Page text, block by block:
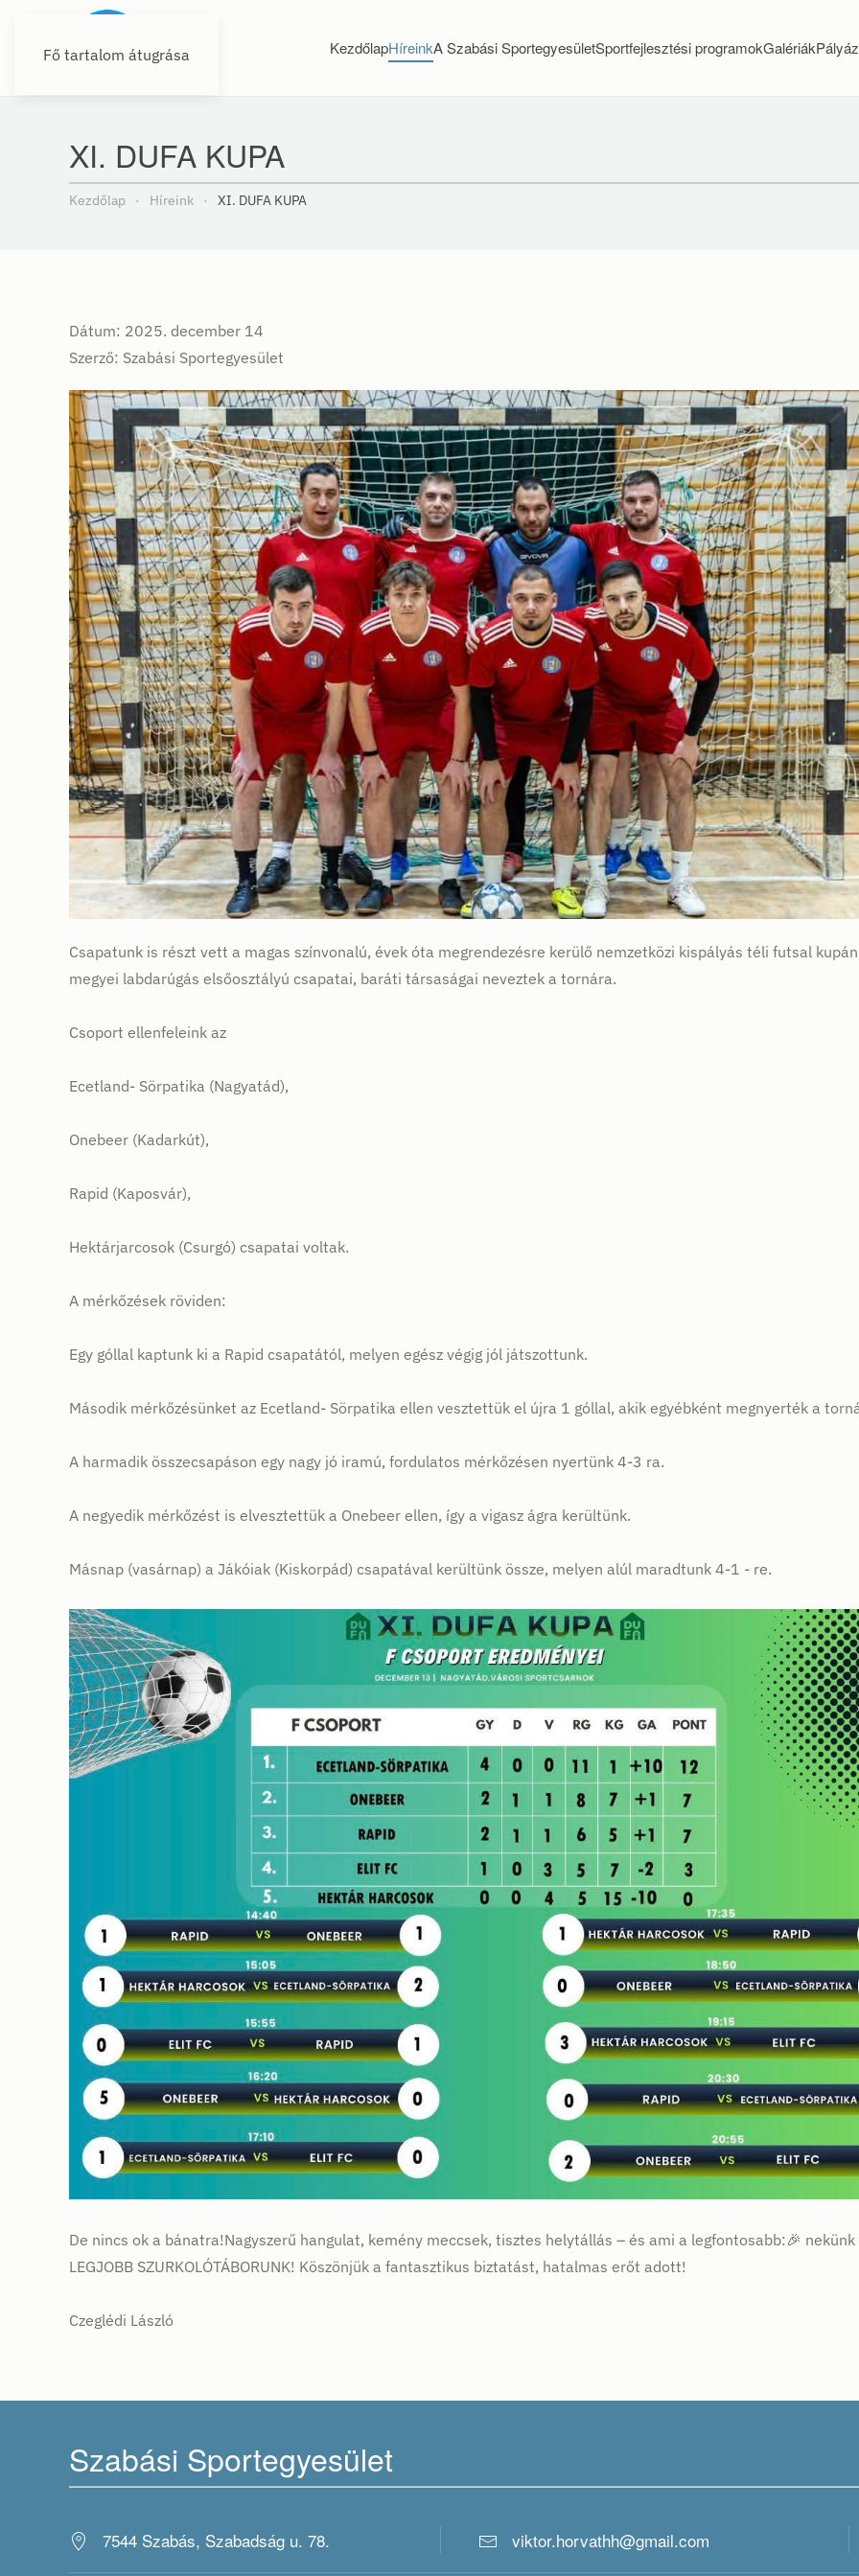
Fő tartalom átugrása KezdőlapHíreinkA Szabási SportegyesületSportfejlesztési programokGalériák
XI. DUFA KUPA
Kezdőlap Híreink XI. DUFA KUPA
Dátum: 2025. december 14
Szerző: Szabási Sportegyesület
Csapatunk is részt vett a magas színvonalú, évek óta megrendezésre kerülő nemzetközi kispályás téli futsal
megyei labdarúgás elsőosztályú csapatai, baráti társaságai neveztek a tornára.
Csoport ellenfeleink az
Ecetland- Sörpatika (Nagyatád),
Onebeer (Kadarkút),
Rapid (Kaposvár),
Hektárjarcosok (Csurgó) csapatai voltak.
A mérkőzések röviden:
Egy góllal kaptunk ki a Rapid csapatától, melyen egész végig jól játszottunk.
Második mérkőzésünket az Ecetland- Sörpatika ellen vesztettük el újra 1 góllal, akik egyébként megnyerték a
A harmadik összecsapáson egy nagy jó iramú, fordulatos mérkőzésen nyertünk 4-3 ra.
A negyedik mérkőzést is elvesztettük a Onebeer ellen, így a vigasz ágra kerültünk.
Másnap (vasárnap) a Jákóiak (Kiskorpád) csapatával kerültünk össze, melyen alúl maradtunk 4-1 - re.
De nincs ok a bánatra!Nagyszerű hangulat, kemény meccsek, tisztes helytállás – és ami a legfontosabb:🎉
LEGJOBB SZURKOLÓTÁBORUNK! Köszönjük a fantasztikus biztatást, hatalmas erőt adott!
Czeglédi László
Szabási Sportegyesület
7544 Szabás, Szabadság u. 78. viktor.horvathh@gmail.com